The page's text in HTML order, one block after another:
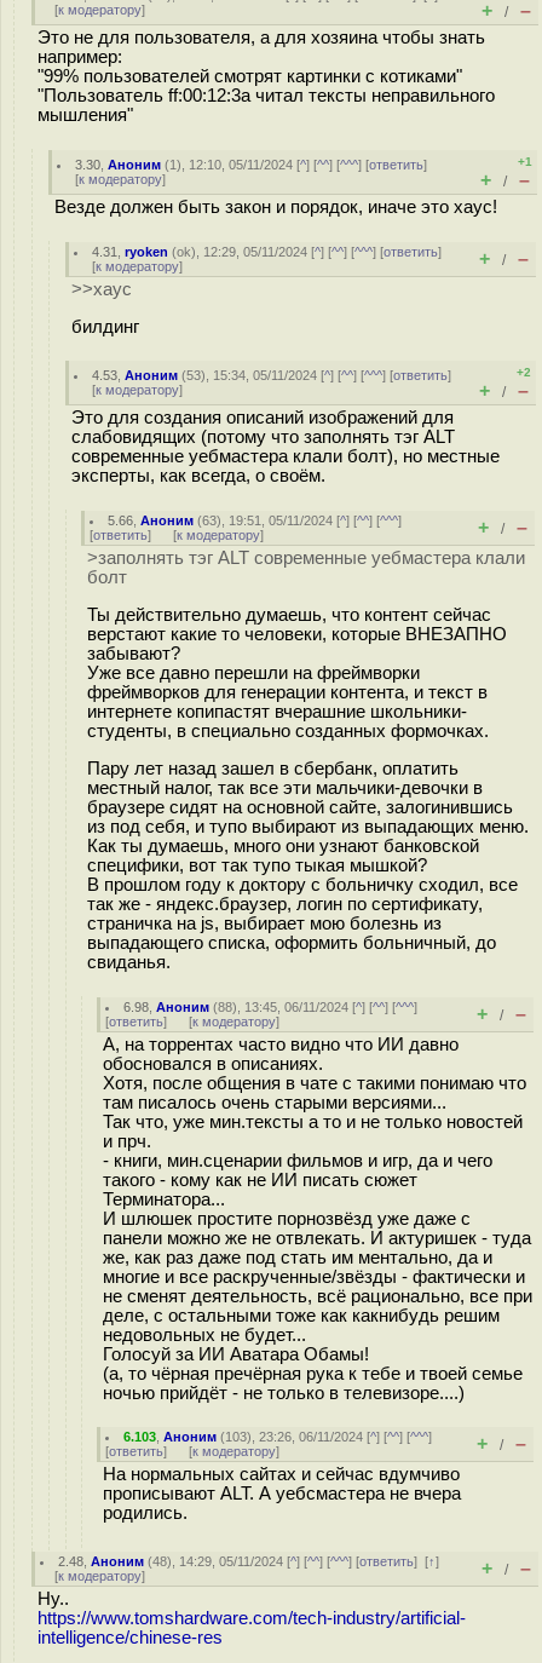
[к модератору] + / –
Это не для пользователя, а для хозяина чтобы знать
например:
"99% пользователей смотрят картинки с котиками"
"Пользователь ff:00:12:3a читал тексты неправильного
мышления"
3.30 ,Аноним (1), 12:10, 05/11/2024 [^] [^^] [^^^] [ответить]
[к модератору]
+1
+ / –
Везде должен быть закон и порядок, иначе это хаус!
4.31 ,ryoken (ok), 12:29, 05/11/2024 [^] [^^] [^^^] [ответить]
[к модератору] + / –
>>хаус
билдинг
4.53 ,Аноним (53), 15:34, 05/11/2024 [^] [^^] [^^^] [ответить]
[к модератору]
+2
+ / –
Это для создания описаний изображений для
слабовидящих (потому что заполнять тэг ALT
современные уебмастера клали болт), но местные
эксперты, как всегда, о своём.
5.66 ,Аноним (63), 19:51, 05/11/2024 [^] [^^] [^^^]
[ответить] [к модератору] + / –
>заполнять тэг ALT современные уебмастера клали
болт
Ты действительно думаешь, что контент сейчас
верстают какие то человеки, которые ВНЕЗАПНО
забывают?
Уже все давно перешли на фреймворки
фреймворков для генерации контента, и текст в
интернете копипастят вчерашние школьники-
студенты, в специально созданных формочках.
Пару лет назад зашел в сбербанк, оплатить
местный налог, так все эти мальчики-девочки в
браузере сидят на основной сайте, залогинившись
из под себя, и тупо выбирают из выпадающих меню.
Как ты думаешь, много они узнают банковской
специфики, вот так тупо тыкая мышкой?
В прошлом году к доктору с больничку сходил, все
так же - яндекс.браузер, логин по сертификату,
страничка на js, выбирает мою болезнь из
выпадающего списка, оформить больничный, до
свиданья.
6.98 ,Аноним (88), 13:45, 06/11/2024 [^] [^^] [^^^]
[ответить] [к модератору] + / –
А, на торрентах часто видно что ИИ давно
обосновался в описаниях.
Хотя, после общения в чате с такими понимаю что
там писалось очень старыми версиями...
Так что, уже мин.тексты а то и не только новостей
и прч.
- книги, мин.сценарии фильмов и игр, да и чего
такого - кому как не ИИ писать сюжет
Терминатора...
И шлюшек простите порнозвёзд уже даже с
панели можно же не отвлекать. И актуришек - туда
же, как раз даже под стать им ментально, да и
многие и все раскрученные/звёзды - фактически и
не сменят деятельность, всё рационально, все при
деле, с остальными тоже как какнибудь решим
недовольных не будет...
Голосуй за ИИ Аватара Обамы!
(а, то чёрная пречёрная рука к тебе и твоей семье
ночью прийдёт - не только в телевизоре....)
6.103 ,Аноним (103), 23:26, 06/11/2024 [^] [^^] [^^^]
[ответить] [к модератору] + / –
На нормальных сайтах и сейчас вдумчиво
прописывают ALT. А уебсмастера не вчера
родились.
2.48 ,Аноним (48), 14:29, 05/11/2024 [^] [^^] [^^^] [ответить][↑]
[к модератору] + / –
Ну..
https://www.tomshardware.com/tech-industry/artificial-
intelligence/chinese-res